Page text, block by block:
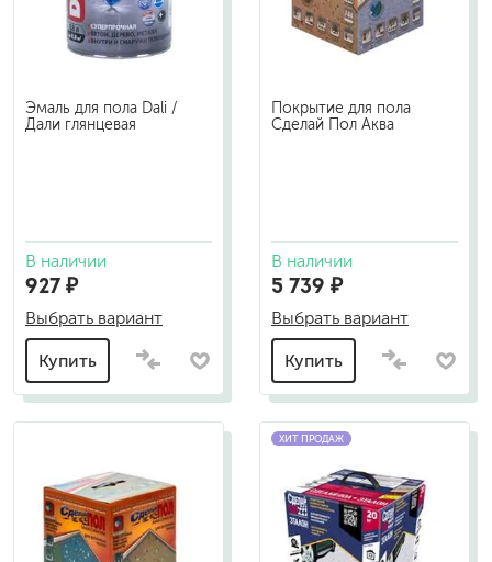
Эмаль для пола Dali /
Дали глянцевая
В наличии
927 ₽
Выбрать вариант
Купить
Покрытие для пола
Сделай Пол Аква
В наличии
5 739 ₽
Выбрать вариант
Купить
ХИТ ПРОДАЖ